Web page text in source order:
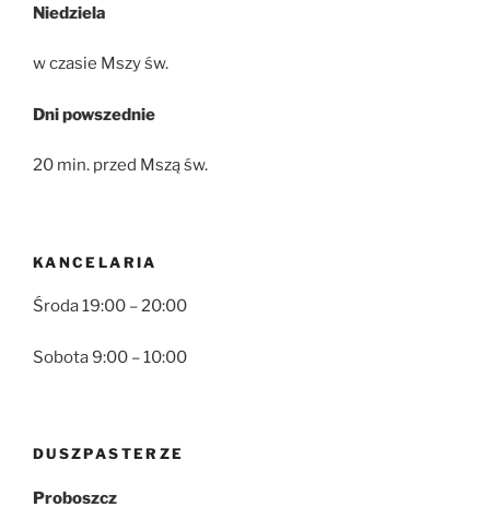
Niedziela
w czasie Mszy św.
Dni powszednie
20 min. przed Mszą św.
KANCELARIA
Środa 19:00 – 20:00
Sobota 9:00 – 10:00
DUSZPASTERZE
Proboszcz